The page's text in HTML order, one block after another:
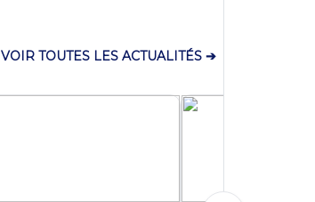
VOIR TOUTES LES ACTUALITÉS ➔